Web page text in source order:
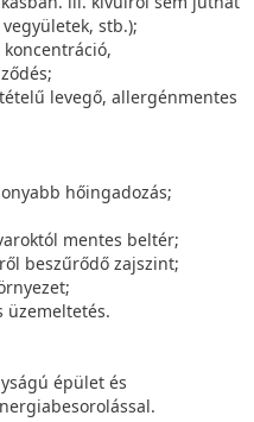
stb.);
levegő, allergénmentes
hőingadozás;
mentes beltér;
beszűrődő zajszint;
üzemeltetés.
épület és